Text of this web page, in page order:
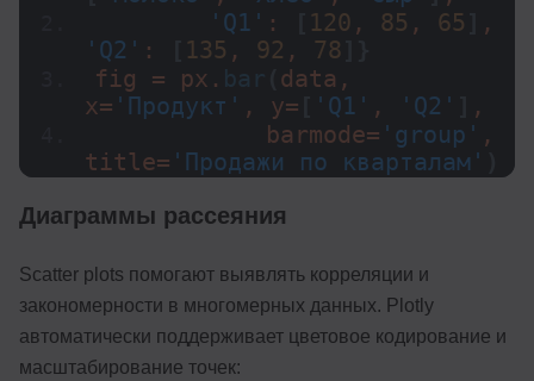
'Q1' : 120 , 85 , 65
'Q2' : 135 , 92 , 78
fig = px. bar
data,
x= 'Продукт' , y= 'Q1' , 'Q2'
,
            barmode=
'group' ,
title= 'Продажи по кварталам'
Диаграммы рассеяния
Scatter plots помогают выявлять корреляции и
закономерности в многомерных данных. Plotly
автоматически поддерживает цветовое кодирование и
масштабирование точек: